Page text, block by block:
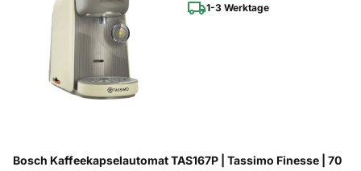
1-3 Werktage
Bosch Kaffeekapselautomat TAS167P | Tassimo Finesse | 70